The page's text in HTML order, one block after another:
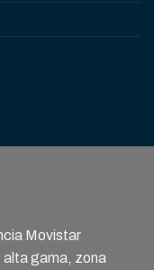
Movistar
alta gama, zona